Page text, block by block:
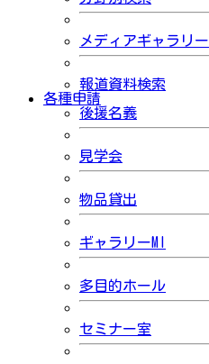
メディアギャラリー
報道資料検索
各種申請
後援名義
見学会
物品貸出
ギャラリーMI
多目的ホール
セミナー室